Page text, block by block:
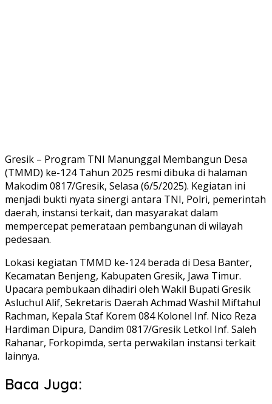
Gresik – Program TNI Manunggal Membangun Desa
(TMMD) ke-124 Tahun 2025 resmi dibuka di halaman
Makodim 0817/Gresik, Selasa (6/5/2025). Kegiatan ini
menjadi bukti nyata sinergi antara TNI, Polri, pemerintah
daerah, instansi terkait, dan masyarakat dalam
mempercepat pemerataan pembangunan di wilayah
pedesaan.
Lokasi kegiatan TMMD ke-124 berada di Desa Banter,
Kecamatan Benjeng, Kabupaten Gresik, Jawa Timur.
Upacara pembukaan dihadiri oleh Wakil Bupati Gresik
Asluchul Alif, Sekretaris Daerah Achmad Washil Miftahul
Rachman, Kepala Staf Korem 084 Kolonel Inf. Nico Reza
Hardiman Dipura, Dandim 0817/Gresik Letkol Inf. Saleh
Rahanar, Forkopimda, serta perwakilan instansi terkait
lainnya.
Baca Juga: